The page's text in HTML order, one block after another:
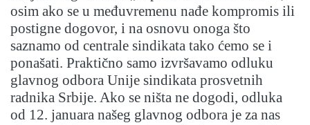
osim ako se u međuvremenu nađe kompromis ili
postigne dogovor, i na osnovu onoga što
saznamo od centrale sindikata tako ćemo se i
ponašati. Praktično samo izvršavamo odluku
glavnog odbora Unije sindikata prosvetnih
radnika Srbije. Ako se ništa ne dogodi, odluka
od 12. januara našeg glavnog odbora je za nas